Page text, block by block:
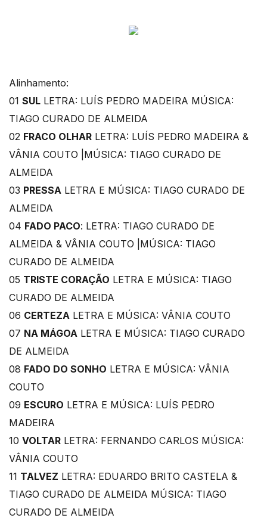
Alinhamento:
01 SUL LETRA: LUÍS PEDRO MADEIRA MÚSICA:
TIAGO CURADO DE ALMEIDA
02 FRACO OLHAR LETRA: LUÍS PEDRO MADEIRA &
VÂNIA COUTO |MÚSICA: TIAGO CURADO DE
ALMEIDA
03 PRESSA LETRA E MÚSICA: TIAGO CURADO DE
ALMEIDA
04 FADO PACO: LETRA: TIAGO CURADO DE
ALMEIDA & VÂNIA COUTO |MÚSICA: TIAGO
CURADO DE ALMEIDA
05 TRISTE CORAÇÃO LETRA E MÚSICA: TIAGO
CURADO DE ALMEIDA
06 CERTEZA LETRA E MÚSICA: VÂNIA COUTO
07 NA MÁGOA LETRA E MÚSICA: TIAGO CURADO
DE ALMEIDA
08 FADO DO SONHO LETRA E MÚSICA: VÂNIA
COUTO
09 ESCURO LETRA E MÚSICA: LUÍS PEDRO
MADEIRA
10 VOLTAR LETRA: FERNANDO CARLOS MÚSICA:
VÂNIA COUTO
11 TALVEZ LETRA: EDUARDO BRITO CASTELA &
TIAGO CURADO DE ALMEIDA MÚSICA: TIAGO
CURADO DE ALMEIDA